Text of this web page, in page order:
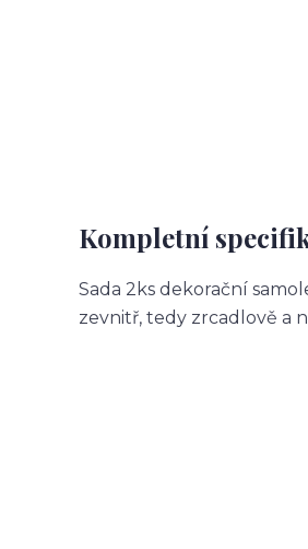
Kompletní
Sada 2ks dekorační
zevnitř, tedy zrcadlově a